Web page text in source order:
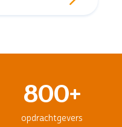
800+
opdrachtgevers